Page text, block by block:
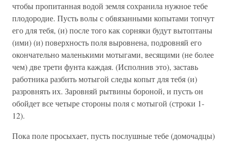
чтобы пропитанная водой земля сохранила нужное тебе
плодородие. Пусть волы с обвязанными копытами топчут
его для тебя, (и) после того как сорняки будут вытоптаны
(ими) (и) поверхность поля выровнена, подровняй его
окончательно маленькими мотыгами, весящими (не более
чем) две трети фунта каждая. (Исполнив это), заставь
работника разбить мотыгой следы копыт для тебя (и)
разровнять их. Заровняй рытвины бороной, и пусть он
обойдет все четыре стороны поля с мотыгой (строки 1-
12).
Пока поле просыхает, пусть послушные тебе (домочадцы)